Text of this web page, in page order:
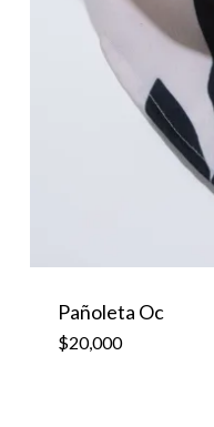
Pañoleta Oc
$20,000